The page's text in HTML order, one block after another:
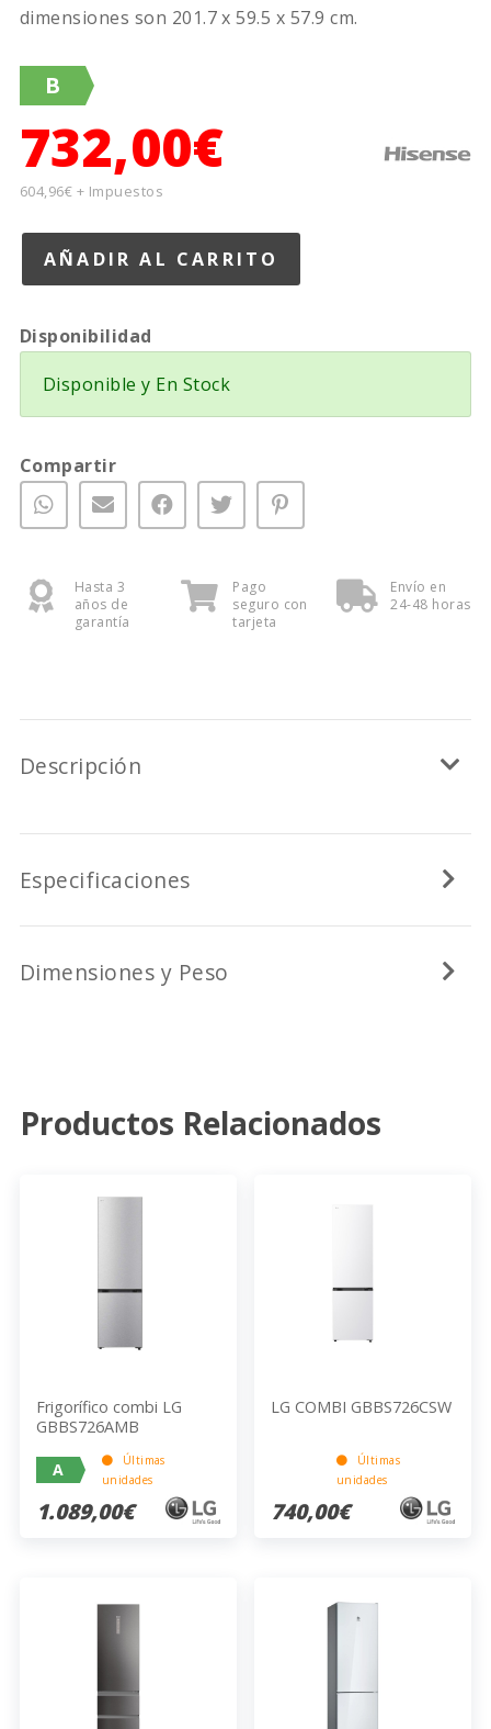
dimensiones son 201.7 x 59.5 x 57.9 cm.
B
732,00€
604,96€ + Impuestos
Disponibilidad
Disponible y En Stock
Compartir
Hasta 3
años de
garantía
Pago
seguro con
tarjeta
Envío en
24-48 horas
Descripción
Especificaciones
Dimensiones y Peso
Productos Relacionados
Frigorífico combi LG
GBBS726AMB
A
Últimas
unidades
1.089,00€
LG COMBI GBBS726CSW
Últimas
unidades
740,00€